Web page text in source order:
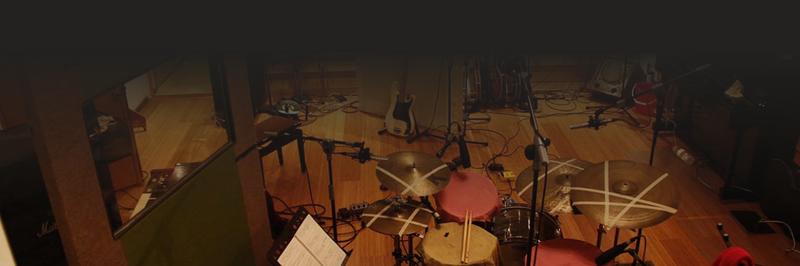
tambores han pasado por las manos de
Joebass.net .
Fotografias: Juan Luis Morilla, Miguel Jiménez, José
Manuel Grimaldi, Juan Pérez-Fajardo, Alvaro Soto "Jopo",
Jaime Alberto Zafra Soriano, y Rafael Marchena
Santamaría.
Agradecimientos aTamTamPercusión